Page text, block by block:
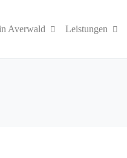
Averwald Leistungen